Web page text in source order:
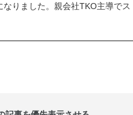
りました。親会社TKO主導でス
共闘してコーディを追い詰め、